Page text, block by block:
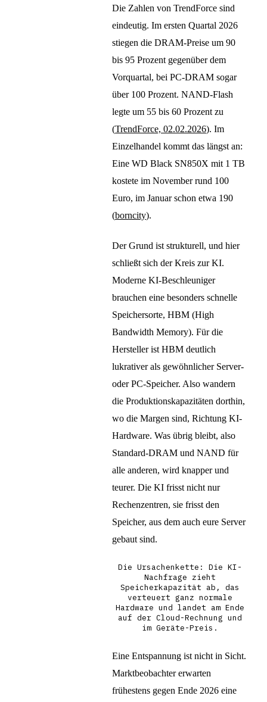
Die Zahlen von TrendForce sind
eindeutig. Im ersten Quartal 2026
stiegen die DRAM-Preise um 90
bis 95 Prozent gegenüber dem
Vorquartal, bei PC-DRAM sogar
über 100 Prozent. NAND-Flash
legte um 55 bis 60 Prozent zu
(TrendForce, 02.02.2026). Im
Einzelhandel kommt das längst an:
Eine WD Black SN850X mit 1 TB
kostete im November rund 100
Euro, im Januar schon etwa 190
(borncity).
Der Grund ist strukturell, und hier
schließt sich der Kreis zur KI.
Moderne KI-Beschleuniger
brauchen eine besonders schnelle
Speichersorte, HBM (High
Bandwidth Memory). Für die
Hersteller ist HBM deutlich
lukrativer als gewöhnlicher Server-
oder PC-Speicher. Also wandern
die Produktionskapazitäten dorthin,
wo die Margen sind, Richtung KI-
Hardware. Was übrig bleibt, also
Standard-DRAM und NAND für
alle anderen, wird knapper und
teurer. Die KI frisst nicht nur
Rechenzentren, sie frisst den
Speicher, aus dem auch eure Server
gebaut sind.
Die Ursachenkette: Die KI-
Nachfrage zieht
Speicherkapazität ab, das
verteuert ganz normale
Hardware und landet am Ende
auf der Cloud-Rechnung und
im Geräte-Preis.
Eine Entspannung ist nicht in Sicht.
Marktbeobachter erwarten
frühestens gegen Ende 2026 eine